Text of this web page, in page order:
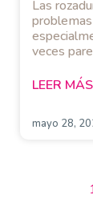
Las
veces
LEER MÁS
mayo 28,